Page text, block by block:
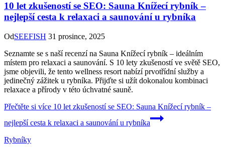
10 let zkušeností se SEO: Sauna Knížecí rybník –
nejlepší cesta k relaxaci a saunování u rybníka
OdSEEFISH 31 prosince, 2025
Seznamte se s naší recenzí na Sauna Knížecí rybník – ideálním
místem pro relaxaci a saunování. S 10 lety zkušeností ve světě SEO,
jsme objevili, že tento wellness resort nabízí prvotřídní služby a
jedinečný zážitek u rybníka. Přijďte si užít dokonalou kombinaci
relaxace a přírody v této úchvatné sauně.
Přečtěte si více 10 let zkušeností se SEO: Sauna Knížecí rybník –
nejlepší cesta k relaxaci a saunování u rybníka
Rybníky